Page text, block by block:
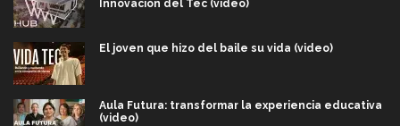
Innovación del Tec (video)
El joven que hizo del baile su vida (video)
Aula Futura: transformar la experiencia educativa
(video)